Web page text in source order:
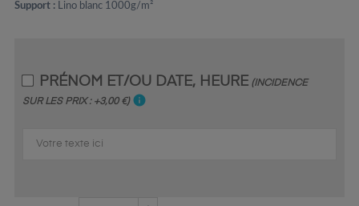
Support : Lino blanc 1000g/m²
PRÉNOM ET/OU DATE, HEURE (INCIDENCE
SUR LES PRIX : +3,00 €) info